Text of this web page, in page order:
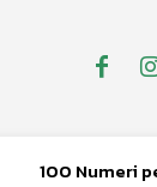
100 Numeri